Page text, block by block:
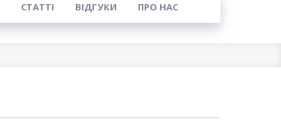
СТАТТІ ВІДГУКИ ПРО НАС